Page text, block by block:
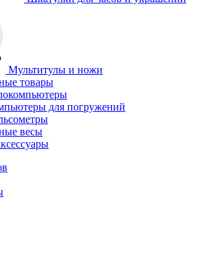
Мультитулы и ножи
товары
для погружений
весы